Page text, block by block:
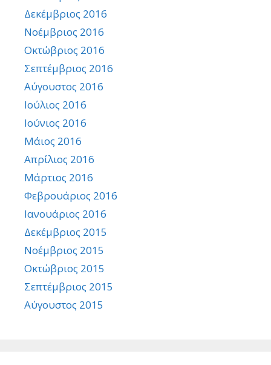
Δεκέμβριος 2016
Νοέμβριος 2016
Οκτώβριος 2016
Σεπτέμβριος 2016
Αύγουστος 2016
Ιούλιος 2016
Ιούνιος 2016
Μάιος 2016
Απρίλιος 2016
Μάρτιος 2016
Φεβρουάριος 2016
Ιανουάριος 2016
Δεκέμβριος 2015
Νοέμβριος 2015
Οκτώβριος 2015
Σεπτέμβριος 2015
Αύγουστος 2015